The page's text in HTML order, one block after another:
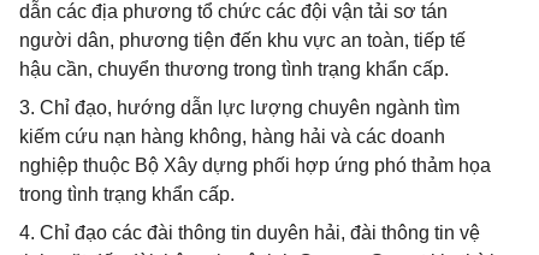
dẫn các địa phương tổ chức các đội vận tải sơ tán
người dân, phương tiện đến khu vực an toàn, tiếp tế
hậu cần, chuyển thương trong tình trạng khẩn cấp.
3. Chỉ đạo, hướng dẫn lực lượng chuyên ngành tìm
kiếm cứu nạn hàng không, hàng hải và các doanh
nghiệp thuộc Bộ Xây dựng phối hợp ứng phó thảm họa
trong tình trạng khẩn cấp.
4. Chỉ đạo các đài thông tin duyên hải, đài thông tin vệ